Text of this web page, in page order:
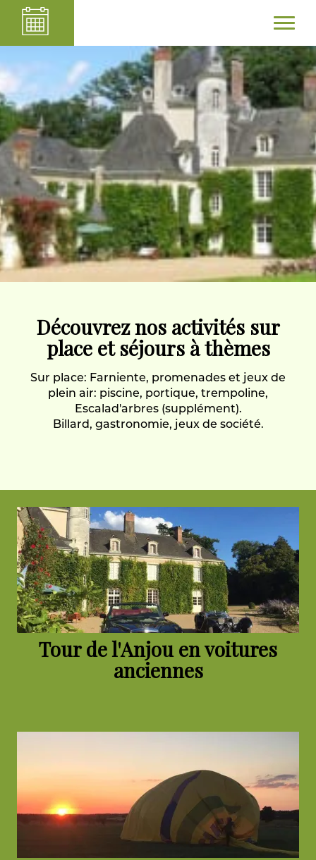
Découvrez nos activités sur
place et séjours à thèmes
Sur place: Farniente, promenades et jeux de
plein air: piscine, portique, trempoline,
Escalad'arbres (supplément).
Billard, gastronomie, jeux de société.
Tour de l'Anjou en voitures
anciennes